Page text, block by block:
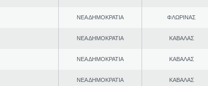
ΝΕΑ ΔΗΜΟΚΡΑΤΙΑ ΦΛΩΡΙΝΑΣ
ΝΕΑ ΔΗΜΟΚΡΑΤΙΑ ΚΑΒΑΛΑΣ
ΝΕΑ ΔΗΜΟΚΡΑΤΙΑ ΚΑΒΑΛΑΣ
ΝΕΑ ΔΗΜΟΚΡΑΤΙΑ ΚΑΒΑΛΑΣ